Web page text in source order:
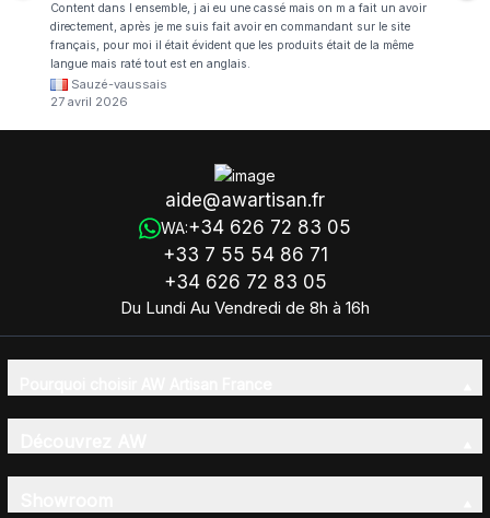
Content dans l ensemble, j ai eu une cassé mais on m a fait un avoir
directement, après je me suis fait avoir en commandant sur le site
français, pour moi il était évident que les produits était de la même
langue mais raté tout est en anglais.
Sauzé-vaussais
27 avril 2026
aide@awartisan.fr
WA:+34 626 72 83 05
+33 7 55 54 86 71
+34 626 72 83 05
Du Lundi Au Vendredi de 8h à 16h